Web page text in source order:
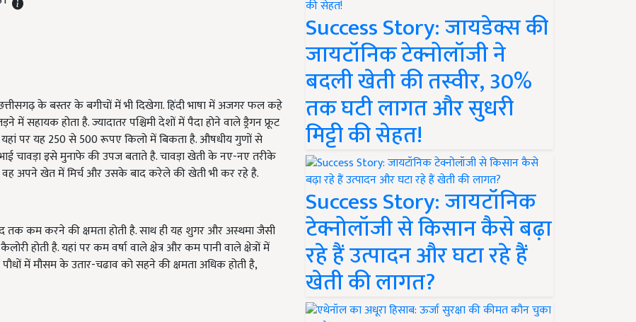
के बस्तर के बगीचों में भी दिखेगा. हिंदी भाषा में अजगर फल कहे
सहायक होता है. ज्यादातर पश्चिमी देशों में पैदा होने वाले ड्रैगन फ्रूट
पर यह 250 से 500 रूपए किलो में बिकता है. औषधीय गुणों से
चावड़ा इसे मुनाफे की उपज बताते है. चावड़ा खेती के नए-नए तरीके
वह अपने खेत में मिर्च और उसके बाद करेले की खेती भी कर रहे है.
तक कम करने की क्षमता होती है. साथ ही यह शुगर और अस्थमा जैसी
होती है. यहां पर कम वर्षा वाले क्षेत्र और कम पानी वाले क्षेत्रों में
में मौसम के उतार-चढाव को सहने की क्षमता अधिक होती है,
Success Story: जायडेक्स की
जायटॉनिक टेक्नोलॉजी ने
बदली खेती की तस्वीर, 30%
तक घटी लागत और सुधरी
मिट्टी की सेहत!
Success Story: जायटॉनिक
टेक्नोलॉजी से किसान कैसे बढ़ा
रहे हैं उत्पादन और घटा रहे हैं
खेती की लागत?